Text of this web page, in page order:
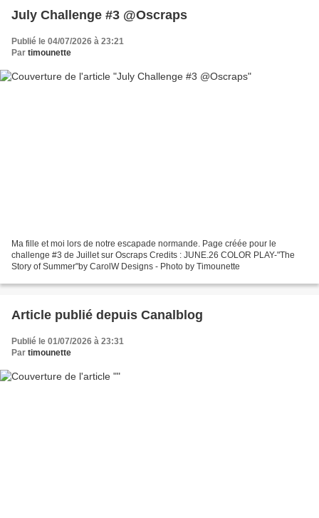
July Challenge #3 @Oscraps
Publié le 04/07/2026 à 23:21
Par timounette
Ma fille et moi lors de notre escapade normande. Page créée pour le
challenge #3 de Juillet sur Oscraps Credits : JUNE.26 COLOR PLAY-"The
Story of Summer"by CarolW Designs - Photo by Timounette
Article publié depuis Canalblog
Publié le 01/07/2026 à 23:31
Par timounette